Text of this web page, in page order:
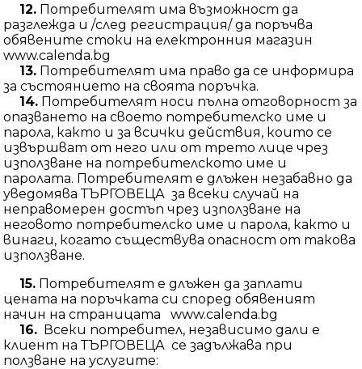
12. Потребителят има възможност да
разглежда и /след регистрация/ да поръчва
обявените стоки на електронния магазин
www.calenda.bg
13. Потребителят има право да се информира
за състоянието на своята поръчка.
14. Потребителят носи пълна отговорност за
опазването на своето потребителско име и
парола, както и за всички действия, които се
извършват от него или от трето лице чрез
използване на потребителското име и
паролата. Потребителят е длъжен незабавно да
уведомява ТЪРГОВЕЦА за всеки случай на
неправомерен достъп чрез използване на
неговото потребителско име и парола, както и
винаги, когато съществува опасност от такова
използване.
15. Потребителят е длъжен да заплати
цената на поръчката си според обявеният
начин на страницата www.calenda.bg
16. Всеки потребител, независимо дали е
клиент на ТЪРГОВЕЦА се задължава при
ползване на услугите: